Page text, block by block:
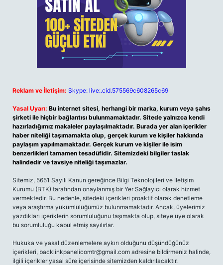
Reklam ve İletişim: Skype: live:.cid.575569c608265c69
Yasal Uyarı: Bu internet sitesi, herhangi bir marka, kurum veya şahıs
şirketi ile hiçbir bağlantısı bulunmamaktadır. Sitede yalnızca kendi
hazırladığımız makaleler paylaşılmaktadır. Burada yer alan içerikler
haber niteliği taşımamakta olup, gerçek kurum ve kişiler hakkında
paylaşım yapılmamaktadır. Gerçek kurum ve kişiler ile isim
benzerlikleri tamamen tesadüfidir. Sitemizdeki bilgiler taslak
halindedir ve tavsiye niteliği taşımazlar.
Sitemiz, 5651 Sayılı Kanun gereğince Bilgi Teknolojileri ve İletişim
Kurumu (BTK) tarafından onaylanmış bir Yer Sağlayıcı olarak hizmet
vermektedir. Bu nedenle, sitedeki içerikleri proaktif olarak denetleme
veya araştırma yükümlülüğümüz bulunmamaktadır. Ancak, üyelerimiz
yazdıkları içeriklerin sorumluluğunu taşımakta olup, siteye üye olarak
bu sorumluluğu kabul etmiş sayılırlar.
Hukuka ve yasal düzenlemelere aykırı olduğunu düşündüğünüz
içerikleri, backlinkpanelicomtr@gmail.com adresine bildirmeniz halinde,
ilgili içerikler yasal süre içerisinde sitemizden kaldırılacaktır.